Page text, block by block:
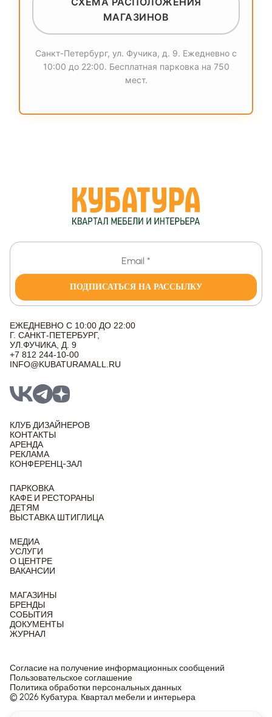
МАГАЗИНОВ
Санкт-Петербург, ул. Фучика, д. 9. Ежедневно с
10:00 до 22:00. Бесплатная парковка на 750
мест.
ПОДПИСАТЬСЯ НА РАССЫЛКУ
ЕЖЕДНЕВНО С 10:00 ДО 22:00
Г. САНКТ-ПЕТЕРБУРГ,
УЛ.ФУЧИКА, Д. 9
+7 812 244-10-00
INFO@KUBATURAMALL.RU
КЛУБ ДИЗАЙНЕРОВ
КОНТАКТЫ
АРЕНДА
РЕКЛАМА
КОНФЕРЕНЦ-ЗАЛ
ПАРКОВКА
КАФЕ И РЕСТОРАНЫ
ДЕТЯМ
ВЫСТАВКА ШТИГЛИЦА
МЕДИА
УСЛУГИ
О ЦЕНТРЕ
ВАКАНСИИ
МАГАЗИНЫ
БРЕНДЫ
СОБЫТИЯ
ДОКУМЕНТЫ
ЖУРНАЛ
© 2026 Кубатура. Квартал мебели и интерьера
Согласие на получение информационных сообщений
Пользовательское соглашение
Политика обработки персональных данных